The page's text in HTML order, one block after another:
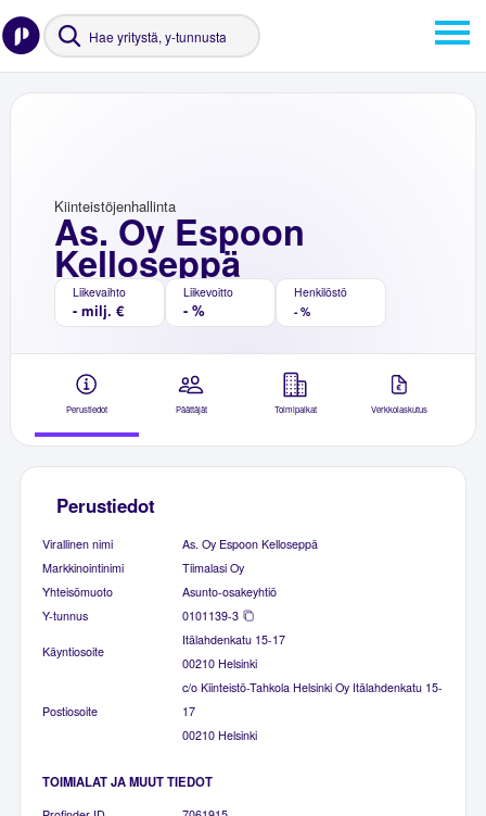
As. Oy Espoon
Kelloseppä
Kiinteistöjenhallinta
Liikevaihto
- milj. €
Liikevoitto
- %
Henkilöstö
- %
Perustiedot Päättäjät Toimipaikat Verkkolaskutus
Perustiedot
Virallinen nimi
As. Oy Espoon Kelloseppä
Markkinointinimi
Tiimalasi Oy
Yhteisömuoto
Asunto-osakeyhtiö
Y-tunnus
0101139-3
Käyntiosoite
Itälahdenkatu 15-17
00210 Helsinki
Postiosoite
c/o Kiinteistö-Tahkola Helsinki Oy Itälahdenkatu 15-
17
00210 Helsinki
TOIMIALAT JA MUUT TIEDOT